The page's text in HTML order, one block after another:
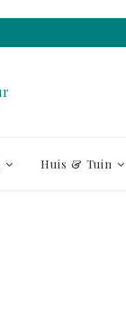
Huis & Tuin